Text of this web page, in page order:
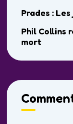
Prades :
Phil Collins
mort